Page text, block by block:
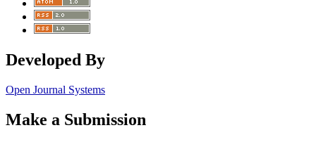
Developed By
Open Journal Systems
Make a Submission